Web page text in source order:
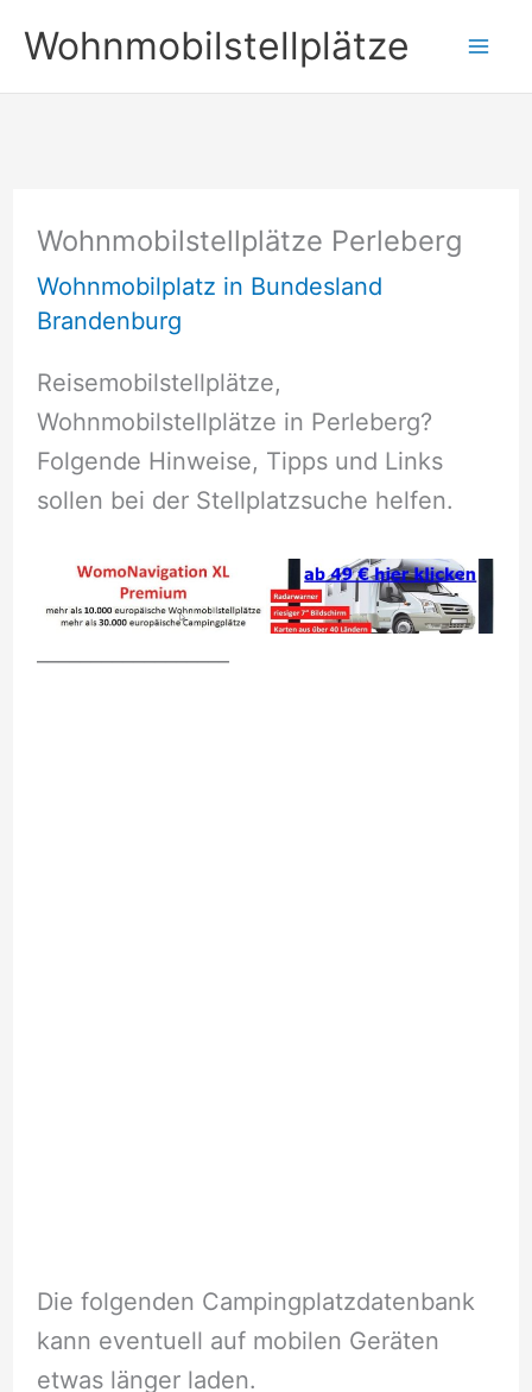
Inhalt
springen
Wohnmobilstellplätze
Wohnmobilstellplätze Perleberg
Wohnmobilplatz in Bundesland
Brandenburg
Reisemobilstellplätze,
Wohnmobilstellplätze in Perleberg?
Folgende Hinweise, Tipps und Links
sollen bei der Stellplatzsuche helfen.
Die folgenden Campingplatzdatenbank
kann eventuell auf mobilen Geräten
etwas länger laden.